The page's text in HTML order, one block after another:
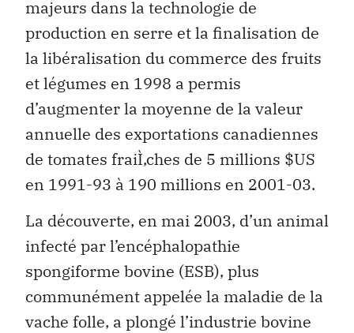
majeurs dans la technologie de
production en serre et la finalisation de
la libéralisation du commerce des fruits
et légumes en 1998 a permis
d’augmenter la moyenne de la valeur
annuelle des exportations canadiennes
de tomates fraiÌ‚ches de 5 millions $US
en 1991-93 à 190 millions en 2001-03.
La découverte, en mai 2003, d’un animal
infecté par l’encéphalopathie
spongiforme bovine (ESB), plus
communément appelée la maladie de la
vache folle, a plongé l’industrie bovine